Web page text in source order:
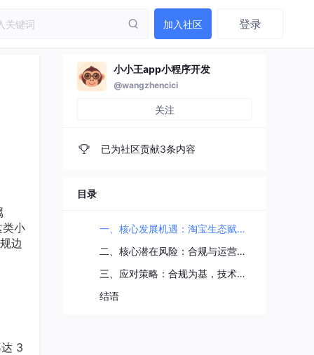
加入社区 登录
类小
边
3
小小王app小程序开发
@wangzhencici
关注
已为社区贡献3条内容
目录
一、核心发展机遇：淘宝生态赋能的三重红利
二、核心潜在风险：合规与运营的双重挑战
三、应对策略：合规为基，技术为翼，生态为核
结语